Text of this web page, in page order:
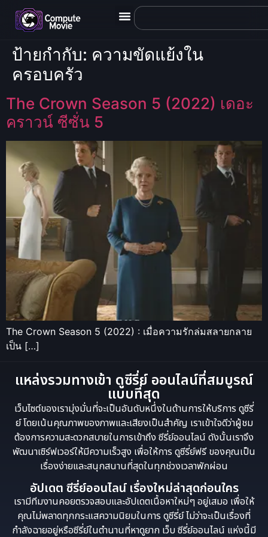
ป้ายกำกับ: ความขัดแย้งใน
ครอบครัว
The Crown Season 5 (2022) เดอะ
คราวน์ ซีซั่น 5
The Crown Season 5 (2022) : เมื่อความรักล่มสลายกลาย
เป็น […]
แหล่งรวมทางเข้า ดูซีรี่ย์ ออนไลน์ที่สมบูรณ์
แบบที่สุด
เว็บไซต์ของเรามุ่งมั่นที่จะเป็นอันดับหนึ่งในด้านการให้บริการ ดูซีรี่
ย์ โดยเน้นคุณภาพของภาพและเสียงเป็นสำคัญ เราเข้าใจดีว่าผู้ชม
ต้องการความสะดวกสบายในการเข้าถึง ซีรี่ย์ออนไลน์ ดังนั้นเราจึง
พัฒนาเซิร์ฟเวอร์ให้มีความเร็วสูง เพื่อให้การ ดูซีรี่ย์ฟรี ของคุณเป็น
เรื่องง่ายและสนุกสนานที่สุดในทุกช่วงเวลาพักผ่อน
อัปเดต ซีรี่ย์ออนไลน์ เรื่องใหม่ล่าสุดก่อนใคร
เรามีทีมงานคอยตรวจสอบและอัปเดตเนื้อหาใหม่ๆ อยู่เสมอ เพื่อให้
คุณไม่พลาดทุกกระแสความนิยมในการ ดูซีรี่ย์ ไม่ว่าจะเป็นเรื่องที่
กำลังฉายอยู่หรือซีรี่ย์ในตำนานที่หาดูยาก เว็บ ซีรี่ย์ออนไลน์ แห่งนี้มี